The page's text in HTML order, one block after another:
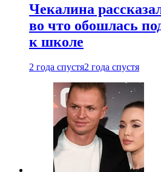
Чекалина
во что обошлась
к школе
2 года спустя2 года спустя